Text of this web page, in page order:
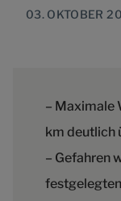
03. OKTOBER
– Maximale
km deutlich
– Gefahren